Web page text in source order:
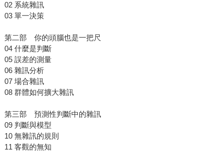
02 系統雜訊
03 單一決策
第二部 你的頭腦也是一把尺
04 什麼是判斷
05 誤差的測量
06 雜訊分析
07 場合雜訊
08 群體如何擴大雜訊
第三部 預測性判斷中的雜訊
09 判斷與模型
10 無雜訊的規則
11 客觀的無知